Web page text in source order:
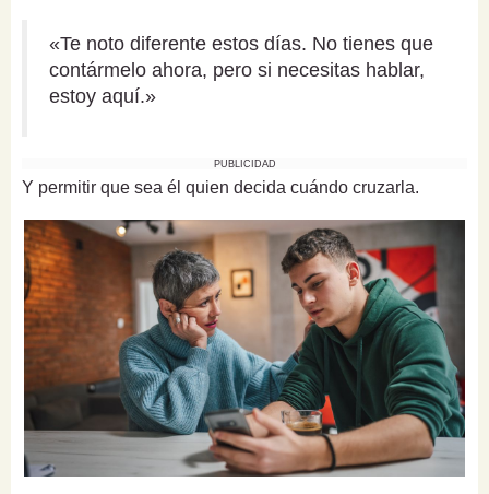
«Te noto diferente estos días. No tienes que
contármelo ahora, pero si necesitas hablar,
estoy aquí.»
PUBLICIDAD
Y permitir que sea él quien decida cuándo cruzarla.